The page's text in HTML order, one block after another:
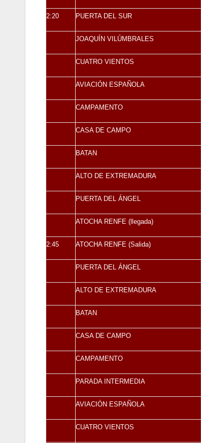
2:20 PUERTA DEL SUR
JOAQUÍN VILÚMBRALES
CUATRO VIENTOS
AVIACIÓN ESPAÑOLA
CAMPAMENTO
CASA DE CAMPO
BATAN
ALTO DE EXTREMADURA
PUERTA DEL ÁNGEL
ATOCHA RENFE (llegada)
2:45 ATOCHA RENFE (Salida)
PUERTA DEL ÁNGEL
ALTO DE EXTREMADURA
BATAN
CASA DE CAMPO
CAMPAMENTO
PARADA INTERMEDIA
AVIACIÓN ESPAÑOLA
CUATRO VIENTOS